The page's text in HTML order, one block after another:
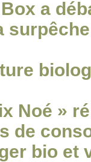
a
Noé »
de
bio et